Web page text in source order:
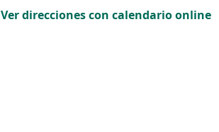
Ver direcciones con calendario online